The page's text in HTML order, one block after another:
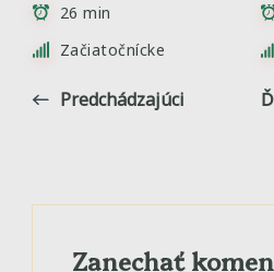
26 min
Začiatočnícke
Predchádzajúci
Zanechať